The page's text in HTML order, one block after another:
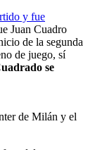
y fue
Juan Cuadro
de la segunda
de juego, sí
se
de Milán y el